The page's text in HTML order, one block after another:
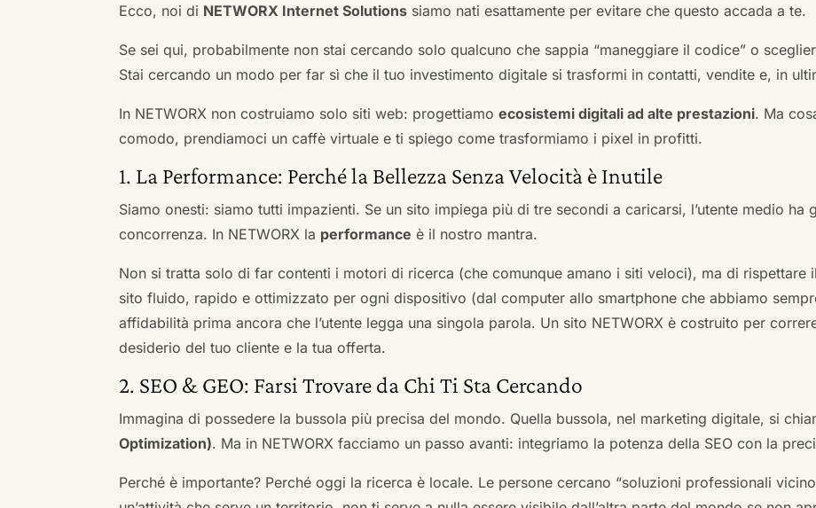
Ecco, noi di NETWORX Internet Solutions siamo nati esattamente per evitare che questo accada a te.
Se sei qui, probabilmente non stai cercando solo qualcuno che sappia “maneggiare il codice” o
Stai cercando un modo per far sì che il tuo investimento digitale si trasformi in contatti, vendite e, in
In NETWORX non costruiamo solo siti web: progettiamoecosistemi digitali ad alte prestazioni. Ma
comodo, prendiamoci un caffè virtuale e ti spiego come trasformiamo i pixel in profitti.
1. La Performance: Perché la Bellezza Senza Velocità è Inutile
Siamo onesti: siamo tutti impazienti. Se un sito impiega più di tre secondi a caricarsi, l’utente medio ha
concorrenza. In NETWORX la performance è il nostro mantra.
Non si tratta solo di far contenti i motori di ricerca (che comunque amano i siti veloci), ma di rispettare
sito fluido, rapido e ottimizzato per ogni dispositivo (dal computer allo smartphone che abbiamo
affidabilità prima ancora che l’utente legga una singola parola. Un sito NETWORX è costruito per
desiderio del tuo cliente e la tua offerta.
2. SEO & GEO: Farsi Trovare da Chi Ti Sta Cercando
Immagina di possedere la bussola più precisa del mondo. Quella bussola, nel marketing digitale, si
Optimization). Ma in NETWORX facciamo un passo avanti: integriamo la potenza della SEO con la
Perché è importante? Perché oggi la ricerca è locale. Le persone cercano “soluzioni professionali